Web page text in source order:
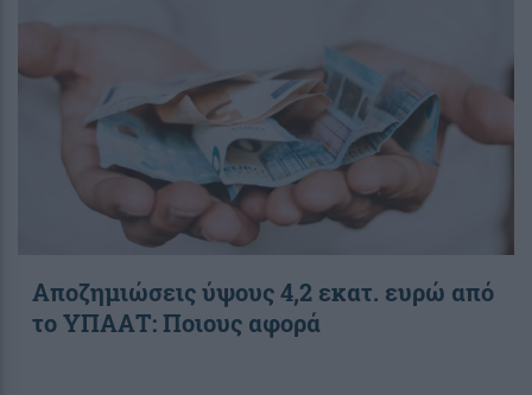
Αποζημιώσεις ύψους 4,2 εκατ. ευρώ από
το ΥΠΑΑΤ: Ποιους αφορά